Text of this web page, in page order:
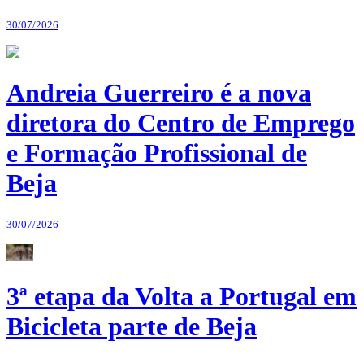
30/07/2026
Andreia Guerreiro é a nova
diretora do Centro de Emprego
e Formação Profissional de
Beja
30/07/2026
3ª etapa da Volta a Portugal em
Bicicleta parte de Beja